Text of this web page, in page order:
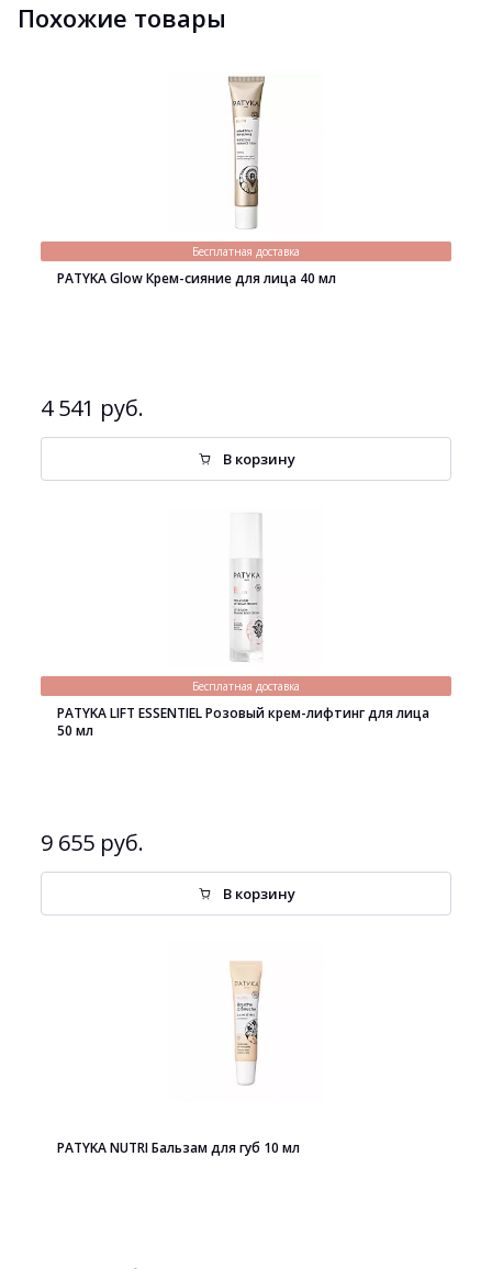
Похожие товары
Бесплатная доставка
PATYKA Glow Крем-сияние для лица 40 мл
4 541 руб.
В корзину
Бесплатная доставка
PATYKA LIFT ESSENTIEL Розовый крем-лифтинг для лица
50 мл
9 655 руб.
В корзину
PATYKA NUTRI Бальзам для губ 10 мл